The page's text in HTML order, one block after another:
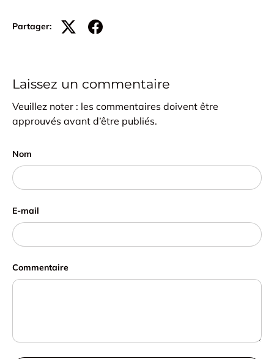
Partager:
Laissez un commentaire
Veuillez noter : les commentaires doivent être
approuvés avant d’être publiés.
Nom
E-mail
Commentaire